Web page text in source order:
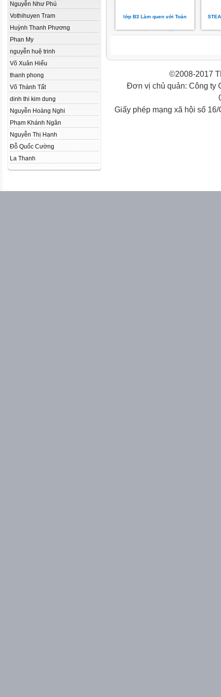
Nguyễn Như Phú
Vothihuyen Tram
Huỳnh Thanh Phương
Phan My
nguyễn huệ trinh
Võ Xuân Hiếu
thanh phong
Võ Thành Tất
dinh thi kim dung
Nguyễn Hoàng Nghi
Phạm Khánh Ngân
Nguyễn Thị Hạnh
Đỗ Quốc Cường
La Thanh
lớp B3 Làm quen với Toán
©2008-2017
Đơn vị chủ quản: Công ty
Giấy phép mạng xã hội số